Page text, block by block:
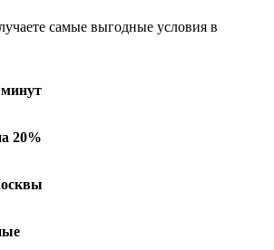
самые выгодные условия в
20%